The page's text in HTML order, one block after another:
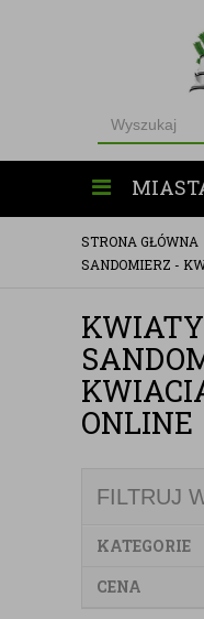
STRONA GŁÓWNA
SANDOMIERZ -
ONLINE
FILTRUJ
KATEGORIE
CENA